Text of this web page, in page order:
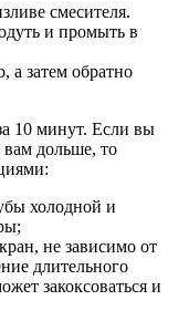
смесителя.
и промыть в
а затем обратно
10 минут. Если вы
дольше, то
холодной и
не зависимо от
длительного
закоксоваться и